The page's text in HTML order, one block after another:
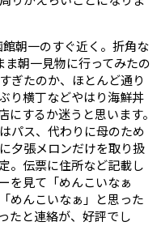
朝一のすぐ近く。折角な
朝一見物に行ってみたの
ぎたのか、ほとんど通り
り横丁などやはり海鮮丼
するか迷うと思います。
パス、代わりに母のため
夕張メロンだけを取り扱
。伝票に住所など記載し
を見て「めんこいなぁ
めんこいなぁ」と思った
たと連絡が、好評でし